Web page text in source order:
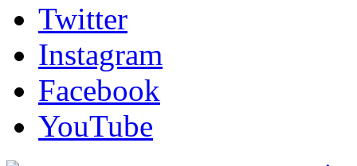
グッズ
ファンコミュニティ
ホームタウン
コラム
その他
TEAM
2026/27トップチーム
2026/27トップチームスタッフ
Twitter
Instagram
Facebook
YouTube